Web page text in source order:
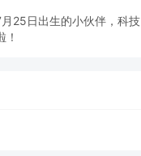
月25日出生的小伙伴，科技